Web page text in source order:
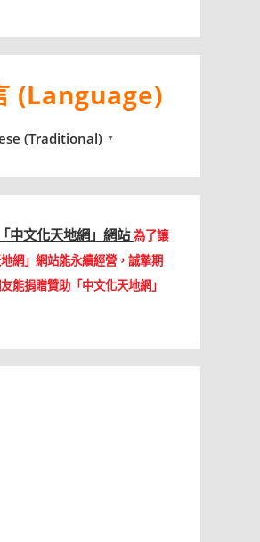
(Language)
(Traditional) ▼
中文化天地網」網站為了讓
地網」網站能永續經營，誠摯期
能捐贈贊助「中文化天地網」